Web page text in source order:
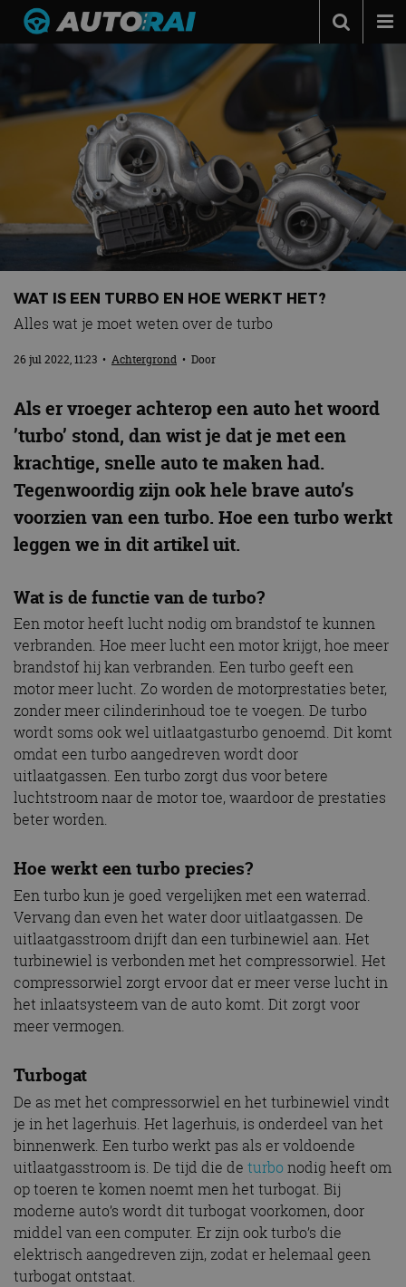
Autonieuws
Podcast
Autotests
Automerken
Adverteren
Contact
MotorRAI.nl
WAT IS EEN TURBO EN HOE WERKT HET?
Alles wat je moet weten over de turbo
26 jul 2022, 11:23 • Achtergrond • Door
Als er vroeger achterop een auto het woord
’turbo’ stond, dan wist je dat je met een
krachtige, snelle auto te maken had.
Tegenwoordig zijn ook hele brave auto’s
voorzien van een turbo. Hoe een turbo werkt
leggen we in dit artikel uit.
Wat is de functie van de turbo?
Een motor heeft lucht nodig om brandstof te kunnen
verbranden. Hoe meer lucht een motor krijgt, hoe meer
brandstof hij kan verbranden. Een turbo geeft een
motor meer lucht. Zo worden de motorprestaties beter,
zonder meer cilinderinhoud toe te voegen. De turbo
wordt soms ook wel uitlaatgasturbo genoemd. Dit komt
omdat een turbo aangedreven wordt door
uitlaatgassen. Een turbo zorgt dus voor betere
luchtstroom naar de motor toe, waardoor de prestaties
beter worden.
Hoe werkt een turbo precies?
Een turbo kun je goed vergelijken met een waterrad.
Vervang dan even het water door uitlaatgassen. De
uitlaatgasstroom drijft dan een turbinewiel aan. Het
turbinewiel is verbonden met het compressorwiel. Het
compressorwiel zorgt ervoor dat er meer verse lucht in
het inlaatsysteem van de auto komt. Dit zorgt voor
meer vermogen.
Turbogat
De as met het compressorwiel en het turbinewiel vindt
je in het lagerhuis. Het lagerhuis, is onderdeel van het
binnenwerk. Een turbo werkt pas als er voldoende
uitlaatgasstroom is. De tijd die de turbonodig heeft om
op toeren te komen noemt men het turbogat. Bij
moderne auto’s wordt dit turbogat voorkomen, door
middel van een computer. Er zijn ook turbo’s die
elektrisch aangedreven zijn, zodat er helemaal geen
turbogat ontstaat.